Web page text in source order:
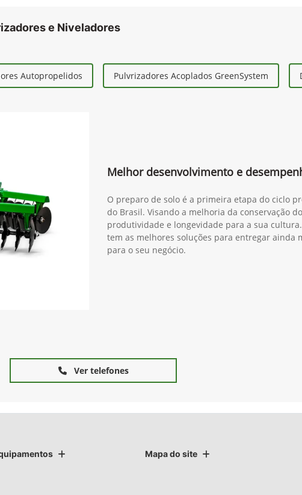
e Niveladores
Autopropelidos Pulvrizadores Acoplados GreenSystem
Melhor desenvolvimento e
O preparo de solo é a primeira etapa do ciclo
do Brasil. Visando a melhoria da conservação
produtividade e longevidade para a sua
tem as melhores soluções para entregar ainda
para o seu negócio.
Ver telefones
Mapa do site